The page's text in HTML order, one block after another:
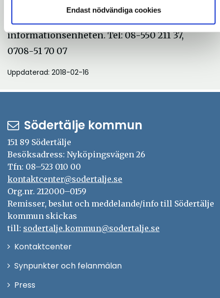
Endast nödvändiga cookies
informationsenheten. Tel: 08-550 211 37,
0708-51 70 07
Uppdaterad: 2018-02-16
Södertälje kommun
151 89 Södertälje
Besöksadress: Nyköpingsvägen 26
Tfn: 08–523 010 00
kontaktcenter@sodertalje.se
Org.nr. 212000–0159
Remisser, beslut och meddelande/info till Södertälje
kommun skickas
till: sodertalje.kommun@sodertalje.se
KontaktcenterÖppna
Synpunkter och felanmälan
Press